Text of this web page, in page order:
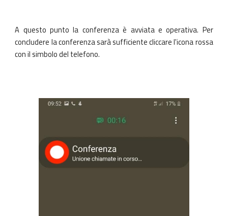
A questo punto la conferenza è avviata e operativa. Per
concludere la conferenza sarà sufficiente cliccare l'icona rossa
con il simbolo del telefono.